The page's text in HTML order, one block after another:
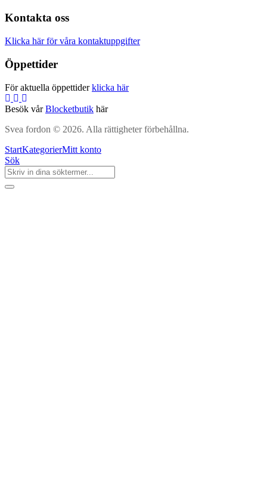
Kontakta oss
Klicka här för våra kontaktuppgifter
Öppettider
För aktuella öppettiderklicka här
Besök vårBlocketbutik här
Svea fordon © 2026. Alla rättigheter förbehållna.
StartKategorierMitt konto
Sök